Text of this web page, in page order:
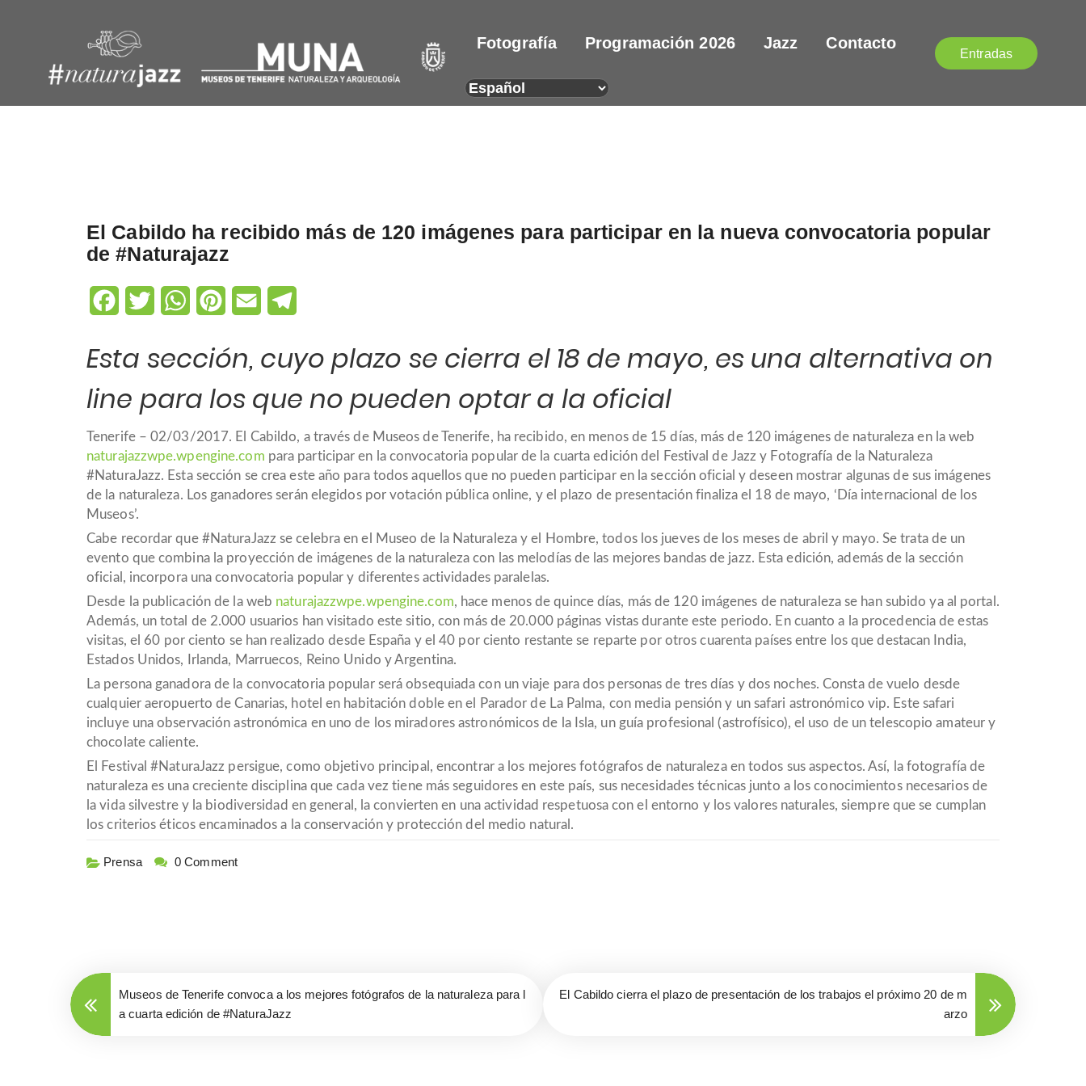
Fotografía Programación 2026 Jazz Contacto
Entradas
El Cabildo ha recibido más de 120 imágenes para participar en la nueva convocatoria popular
de #Naturajazz
Facebook
Twitter WhatsAppPinterestEmail
Esta sección, cuyo plazo se cierra el 18 de mayo, es una alternativa on
line para los que no pueden optar a la oficial
Tenerife – 02/03/2017. El Cabildo, a través de Museos de Tenerife, ha recibido, en menos de 15 días, más de 120 imágenes de naturaleza en la web
naturajazzwpe.wpengine.com para participar en la convocatoria popular de la cuarta edición del Festival de Jazz y Fotografía de la Naturaleza
#NaturaJazz. Esta sección se crea este año para todos aquellos que no pueden participar en la sección oficial y deseen mostrar algunas de sus imágenes
de la naturaleza. Los ganadores serán elegidos por votación pública online, y el plazo de presentación finaliza el 18 de mayo, ‘Día internacional de los
Museos’.
Cabe recordar que #NaturaJazz se celebra en el Museo de la Naturaleza y el Hombre, todos los jueves de los meses de abril y mayo. Se trata de un
evento que combina la proyección de imágenes de la naturaleza con las melodías de las mejores bandas de jazz. Esta edición, además de la sección
oficial, incorpora una convocatoria popular y diferentes actividades paralelas.
Desde la publicación de la web naturajazzwpe.wpengine.com, hace menos de quince días, más de 120 imágenes de naturaleza se han subido ya al portal.
Además, un total de 2.000 usuarios han visitado este sitio, con más de 20.000 páginas vistas durante este periodo. En cuanto a la procedencia de estas
visitas, el 60 por ciento se han realizado desde España y el 40 por ciento restante se reparte por otros cuarenta países entre los que destacan India,
Estados Unidos, Irlanda, Marruecos, Reino Unido y Argentina.
La persona ganadora de la convocatoria popular será obsequiada con un viaje para dos personas de tres días y dos noches. Consta de vuelo desde
cualquier aeropuerto de Canarias, hotel en habitación doble en el Parador de La Palma, con media pensión y un safari astronómico vip. Este safari
incluye una observación astronómica en uno de los miradores astronómicos de la Isla, un guía profesional (astrofísico), el uso de un telescopio amateur y
chocolate caliente.
El Festival #NaturaJazz persigue, como objetivo principal, encontrar a los mejores fotógrafos de naturaleza en todos sus aspectos. Así, la fotografía de
naturaleza es una creciente disciplina que cada vez tiene más seguidores en este país, sus necesidades técnicas junto a los conocimientos necesarios de
la vida silvestre y la biodiversidad en general, la convierten en una actividad respetuosa con el entorno y los valores naturales, siempre que se cumplan
los criterios éticos encaminados a la conservación y protección del medio natural.
Prensa 0 Comment
Navegación
Museos de Tenerife convoca a los mejores fotógrafos de la naturaleza para l
a cuarta edición de #NaturaJazz
El Cabildo cierra el plazo de presentación de los trabajos el próximo 20 de m
arzo